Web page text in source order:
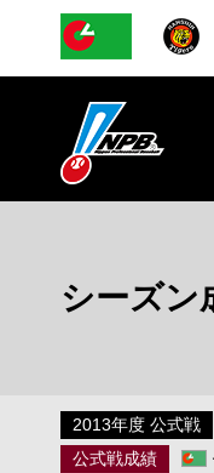
シーズン
2013年度 公式戦
公式戦成績